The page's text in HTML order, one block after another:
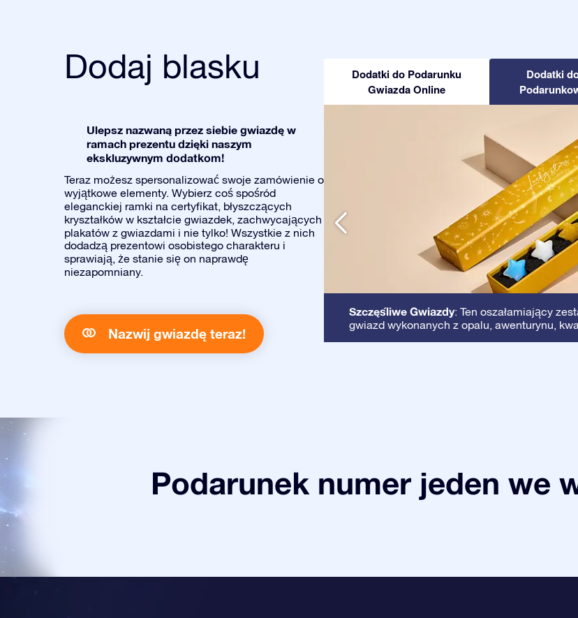
Dodaj blasku
Ulepsz nazwaną przez siebie gwiazdę w
ramach prezentu dzięki naszym
ekskluzywnym dodatkom!
Teraz możesz spersonalizować swoje zamówienie o
wyjątkowe elementy. Wybierz coś spośród
eleganckiej ramki na certyfikat, błyszczących
kryształków w kształcie gwiazdek, zachwycających
plakatów z gwiazdami i nie tylko! Wszystkie z nich
dodadzą prezentowi osobistego charakteru i
sprawiają, że stanie się on naprawdę
niezapomniany.
Nazwij gwiazdę teraz!
Dodatki do Podarunku
Gwiazda Online
Dodatki
Szczęśliwe Gwiazdy: Ten oszałamiający
gwiazd wykonanych z opalu, awenturynu,
Podarunek numer jeden we